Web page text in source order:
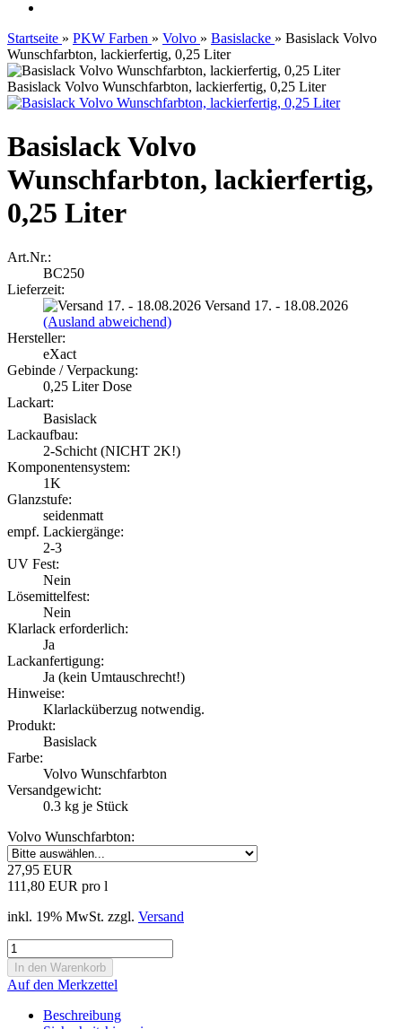
Startseite » PKW Farben » Volvo » Basislacke » Basislack Volvo
Wunschfarbton, lackierfertig, 0,25 Liter
Basislack Volvo Wunschfarbton, lackierfertig, 0,25 Liter
Basislack Volvo
Wunschfarbton, lackierfertig,
0,25 Liter
Art.Nr.:
BC250
Lieferzeit:
Versand 17. - 18.08.2026
(Ausland abweichend)
Hersteller:
eXact
Gebinde / Verpackung:
0,25 Liter Dose
Lackart:
Basislack
Lackaufbau:
2-Schicht (NICHT 2K!)
Komponentensystem:
1K
Glanzstufe:
seidenmatt
empf. Lackiergänge:
2-3
UV Fest:
Nein
Lösemittelfest:
Nein
Klarlack erforderlich:
Ja
Lackanfertigung:
Ja (kein Umtauschrecht!)
Hinweise:
Klarlacküberzug notwendig.
Produkt:
Basislack
Farbe:
Volvo Wunschfarbton
Versandgewicht:
0.3 kg je Stück
Volvo Wunschfarbton:
27,95 EUR
111,80 EUR pro l
inkl. 19% MwSt. zzgl. Versand
Auf den Merkzettel
Beschreibung